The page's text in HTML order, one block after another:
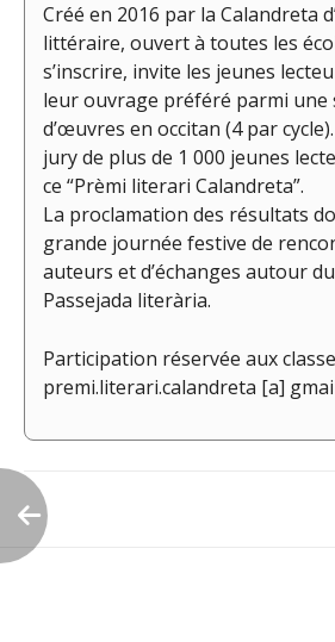
Créé en 2016 par la Calandreta
littéraire, ouvert à toutes les
s’inscrire, invite les jeunes
leur ouvrage préféré parmi une
d’œuvres en occitan (4 par
jury de plus de 1 000 jeunes
ce “Prèmi literari Calandreta”.
La proclamation des résultats
grande journée festive de
auteurs et d’échanges autour
Passejada literària.
Participation réservée aux
premi.literari.calandreta [a]
Navigation
de